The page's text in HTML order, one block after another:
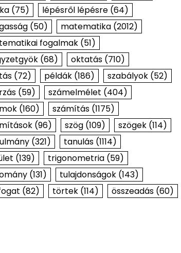
(75) lépésről lépésre(64)
(50) matematika(2012)
fogalmak(51)
(68) oktatás(710)
(72) példák(186) szabályok(52)
(59) számelmélet (404)
(160) számítás(1175)
(96) szög(109) szögek(114)
(321) tanulás(1114)
(139) trigonometria(59)
(131) tulajdonságok(143)
(82) törtek(114) összeadás(60)